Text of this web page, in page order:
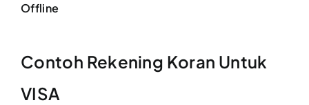
Offline
Contoh Rekening Koran Untuk
VISA